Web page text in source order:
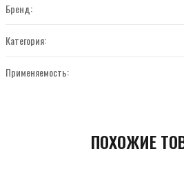
Бренд:
Категория:
Применяемость:
ПОХОЖИЕ